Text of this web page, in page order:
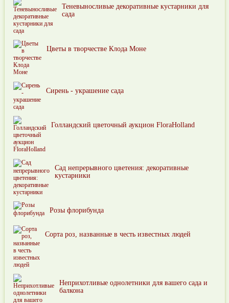
Теневыносливые декоративные кустарники для
сада
Цветы в творчестве Клода Моне
Сирень - украшение сада
Голландский цветочный аукцион FloraHolland
Сад непрерывного цветения: декоративные
кустарники
Розы флорибунда
Сорта роз, названные в честь известных людей
Неприхотливые однолетники для вашего сада и
балкона